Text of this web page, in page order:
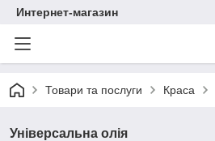
Интернет-магазин
Товари та послуги Краса
Універсальна олія